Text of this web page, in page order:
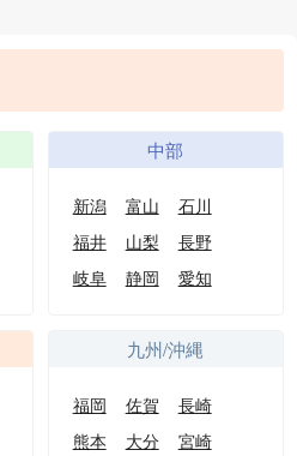
中部
新潟 富山
石川
福井
山梨
長野
岐阜
静岡 愛知
九州/沖縄
福岡 佐賀
長崎
熊本
大分
宮崎